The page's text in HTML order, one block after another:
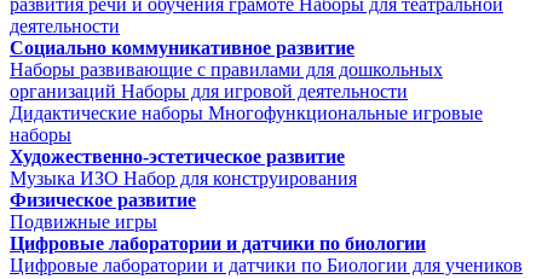
развития речи и обучения грамоте Наборы для театральной
деятельности
Социально коммуникативное развитие
Наборы развивающие с правилами для дошкольных
организаций Наборы для игровой деятельности
Дидактические наборы Многофункциональные игровые
наборы
Художественно-эстетическое развитие
Музыка ИЗО Набор для конструирования
Физическое развитие
Подвижные игры
Цифровые лаборатории и датчики по биологии
Цифровые лаборатории и датчики по Биологии для учеников